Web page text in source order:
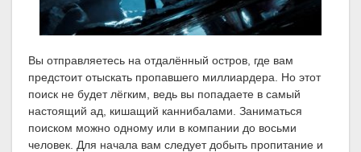
Вы отправляетесь на отдалённый остров, где вам
предстоит отыскать пропавшего миллиардера. Но этот
поиск не будет лёгким, ведь вы попадаете в самый
настоящий ад, кишащий каннибалами. Заниматься
поиском можно одному или в компании до восьми
человек. Для начала вам следует добыть пропитание и